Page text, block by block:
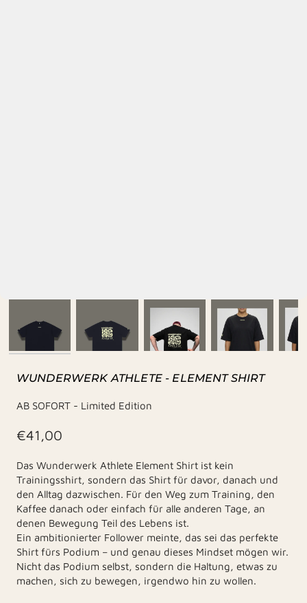
WUNDERWERK ATHLETE - ELEMENT SHIRT
AB SOFORT - Limited Edition
€41,00
Das Wunderwerk Athlete Element Shirt ist kein
Trainingsshirt, sondern das Shirt für davor, danach und
den Alltag dazwischen. Für den Weg zum Training, den
Kaffee danach oder einfach für alle anderen Tage, an
denen Bewegung Teil des Lebens ist.
Ein ambitionierter Follower meinte, das sei das perfekte
Shirt fürs Podium – und genau dieses Mindset mögen wir.
Nicht das Podium selbst, sondern die Haltung, etwas zu
machen, sich zu bewegen, irgendwo hin zu wollen.